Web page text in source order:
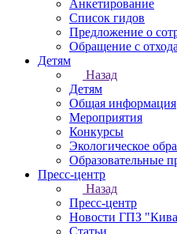
Анкетирование
Список гидов
Предложение о
Обращение с
Детям
Назад
Детям
Общая информация
Мероприятия
Конкурсы
Экологическое
Образовательные
Пресс-центр
Назад
Пресс-центр
Новости ГПЗ
Статьи